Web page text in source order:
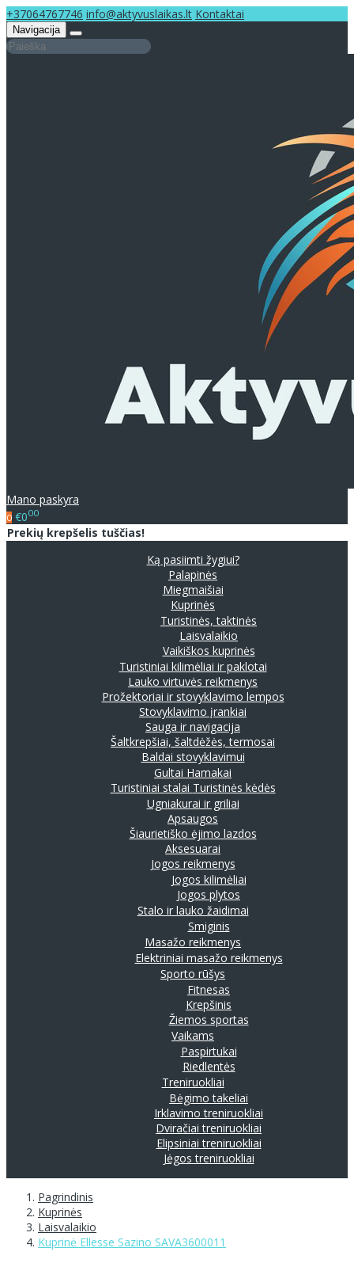
+37064767746 info@aktyvuslaikas.lt Kontaktai
Navigacija
Mano paskyra
0 €000
Prekių krepšelis tuščias!
Ką pasiimti žygiui?
Palapinės
Miegmaišiai
Kuprinės
Turistinės, taktinės
Laisvalaikio
Vaikiškos kuprinės
Turistiniai kilimėliai ir paklotai
Lauko virtuvės reikmenys
Prožektoriai ir stovyklavimo lempos
Stovyklavimo įrankiai
Sauga ir navigacija
Šaltkrepšiai, šaltdėžės, termosai
Baldai stovyklavimui
Gultai Hamakai
Turistiniai stalai Turistinės kėdės
Ugniakurai ir griliai
Apsaugos
Šiaurietiško ėjimo lazdos
Aksesuarai
Jogos reikmenys
Jogos kilimėliai
Jogos plytos
Stalo ir lauko žaidimai
Smiginis
Masažo reikmenys
Elektriniai masažo reikmenys
Sporto rūšys
Fitnesas
Krepšinis
Žiemos sportas
Vaikams
Paspirtukai
Riedlentės
Treniruokliai
Bėgimo takeliai
Irklavimo treniruokliai
Dviračiai treniruokliai
Elipsiniai treniruokliai
Jėgos treniruokliai
Pagrindinis
Kuprinės
Laisvalaikio
Kuprinė Ellesse Sazino SAVA3600011